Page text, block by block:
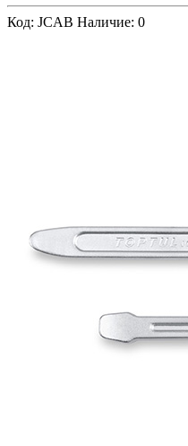
Код: JCAB Наличие: 0